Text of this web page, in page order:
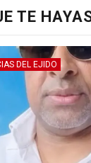
TE
DEL EJIDO